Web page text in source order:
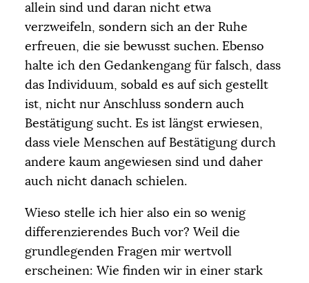
allein sind und daran nicht etwa
verzweifeln, sondern sich an der Ruhe
erfreuen, die sie bewusst suchen. Ebenso
halte ich den Gedankengang für falsch, dass
das Individuum, sobald es auf sich gestellt
ist, nicht nur Anschluss sondern auch
Bestätigung sucht. Es ist längst erwiesen,
dass viele Menschen auf Bestätigung durch
andere kaum angewiesen sind und daher
auch nicht danach schielen.
Wieso stelle ich hier also ein so wenig
differenzierendes Buch vor? Weil die
grundlegenden Fragen mir wertvoll
erscheinen: Wie finden wir in einer stark